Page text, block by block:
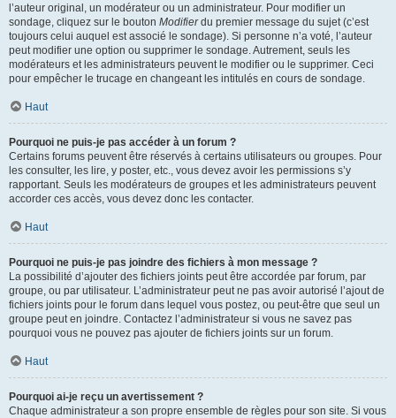
l’auteur original, un modérateur ou un administrateur. Pour modifier un
sondage, cliquez sur le bouton Modifierdu premier message du sujet (c’est
toujours celui auquel est associé le sondage). Si personne n’a voté, l’auteur
peut modifier une option ou supprimer le sondage. Autrement, seuls les
modérateurs et les administrateurs peuvent le modifier ou le supprimer. Ceci
pour empêcher le trucage en changeant les intitulés en cours de sondage.
Haut
Pourquoi ne puis-je pas accéder à un forum ?
Certains forums peuvent être réservés à certains utilisateurs ou groupes. Pour
les consulter, les lire, y poster, etc., vous devez avoir les permissions s’y
rapportant. Seuls les modérateurs de groupes et les administrateurs peuvent
accorder ces accès, vous devez donc les contacter.
Haut
Pourquoi ne puis-je pas joindre des fichiers à mon message ?
La possibilité d’ajouter des fichiers joints peut être accordée par forum, par
groupe, ou par utilisateur. L’administrateur peut ne pas avoir autorisé l’ajout de
fichiers joints pour le forum dans lequel vous postez, ou peut-être que seul un
groupe peut en joindre. Contactez l’administrateur si vous ne savez pas
pourquoi vous ne pouvez pas ajouter de fichiers joints sur un forum.
Haut
Pourquoi ai-je reçu un avertissement ?
Chaque administrateur a son propre ensemble de règles pour son site. Si vous